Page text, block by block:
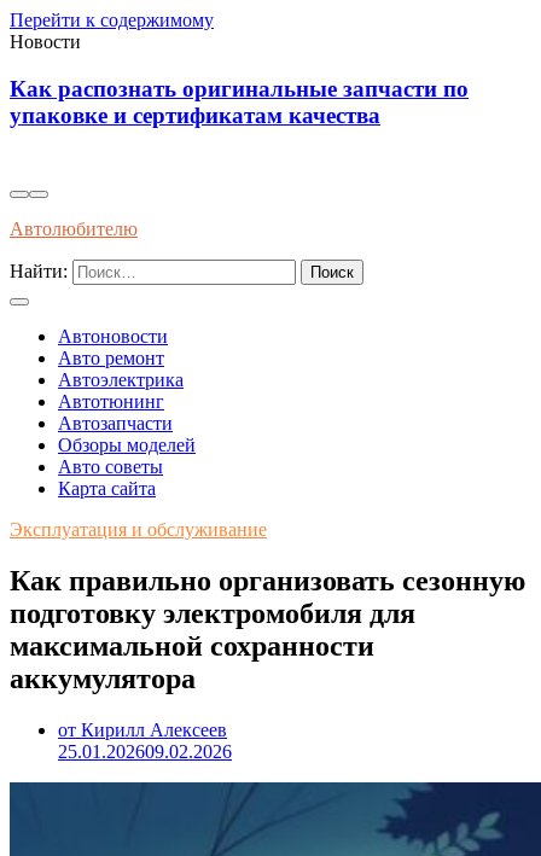
Перейти к содержимому
Новости
Инновационные решения для
самовосстанавливающейся электропроводки в
Автолюбителю
Найти:
Автоновости
Авто ремонт
Автоэлектрика
Автотюнинг
Автозапчасти
Обзоры моделей
Авто советы
Карта сайта
Эксплуатация и обслуживание
Как правильно организовать сезонную
подготовку электромобиля для
максимальной сохранности
аккумулятора
от Кирилл Алексеев
25.01.202609.02.2026